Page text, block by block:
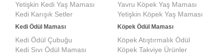
Yetişkin Kedi Yaş Maması
Kedi Karışık Setler
Kedi Ödül Maması
Kedi Ödül Çubuğu
Kedi Sıvı Ödül Maması
Yavru Köpek Yaş Maması
Yetişkin Köpek Yaş Maması
Köpek Ödül Maması
Köpek Atıştırmalık Ödül
Köpek Takviye Ürünler